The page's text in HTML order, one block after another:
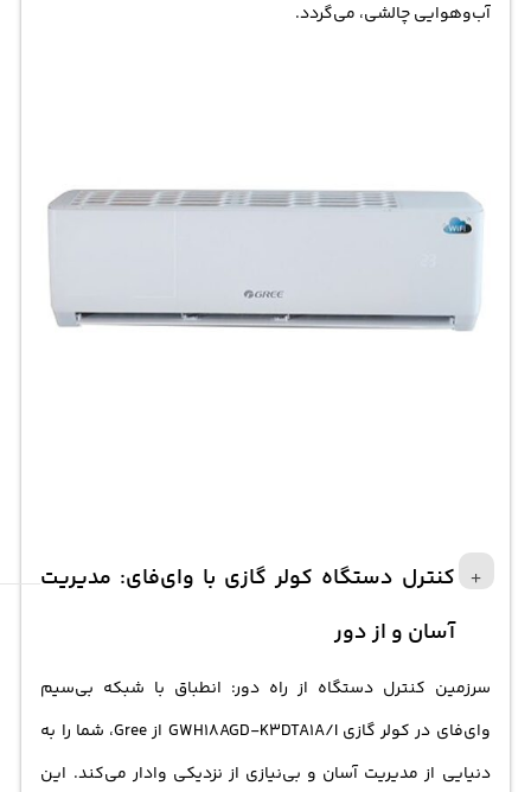
آب‌و‌هوایی چالشی، می‌گردد.
کنترل دستگاه کولر گازی با وای‌فای: مدیریت
آسان و از دور
سرزمین کنترل دستگاه از راه دور: انطباق با شبکه بی‌سیم
وای‌فای در کولر گازی GWH18AGD-K3DTA1A/I از Gree، شما را به
دنیایی از مدیریت آسان و بی‌نیازی از نزدیکی وادار می‌کند. این